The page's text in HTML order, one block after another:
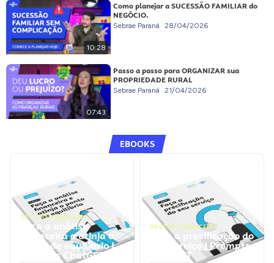
10:28
Como planejar a SUCESSÃO FAMILIAR do
NEGÓCIO.
Sebrae Paraná 28/04/2026
07:43
Passo a passo para ORGANIZAR sua
PROPRIEDADE RURAL
Sebrae Paraná 21/04/2026
EBOOKS
GESTÃO FINANCEIRA
Faça a análise
financeira e atinja o
ponto de equilíbrio |
Prompts ChatGPT
GESTÃO FINANCEIRA
Faça a precificação do
seu serviço | Prompts
ChatGPT